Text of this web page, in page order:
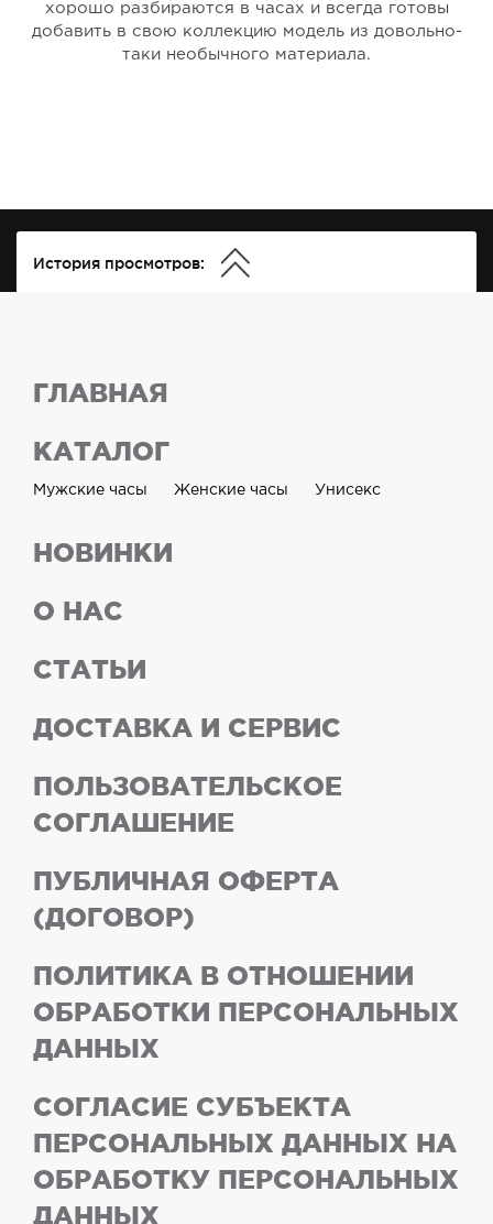
хорошо разбираются в часах и всегда готовы
добавить в свою коллекцию модель из довольно-
таки необычного материала.
История просмотров:
ГЛАВНАЯ
КАТАЛОГ
Мужские часы Женские часы Унисекс
НОВИНКИ
О НАС
СТАТЬИ
ДОСТАВКА И СЕРВИС
ПОЛЬЗОВАТЕЛЬСКОЕ
СОГЛАШЕНИЕ
ПУБЛИЧНАЯ ОФЕРТА
(ДОГОВОР)
ПОЛИТИКА В ОТНОШЕНИИ
ОБРАБОТКИ ПЕРСОНАЛЬНЫХ
ДАННЫХ
СОГЛАСИЕ СУБЪЕКТА
ПЕРСОНАЛЬНЫХ ДАННЫХ НА
ОБРАБОТКУ ПЕРСОНАЛЬНЫХ
ДАННЫХ